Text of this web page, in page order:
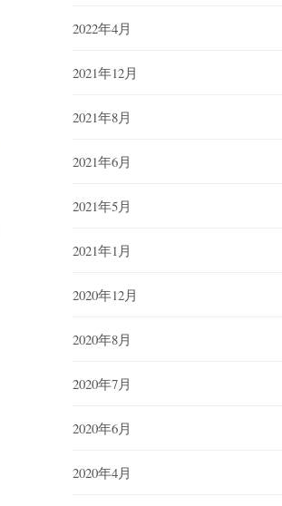
2022年4月
2021年12月
2021年8月
2021年6月
2021年5月
2021年1月
2020年12月
2020年8月
2020年7月
2020年6月
2020年4月